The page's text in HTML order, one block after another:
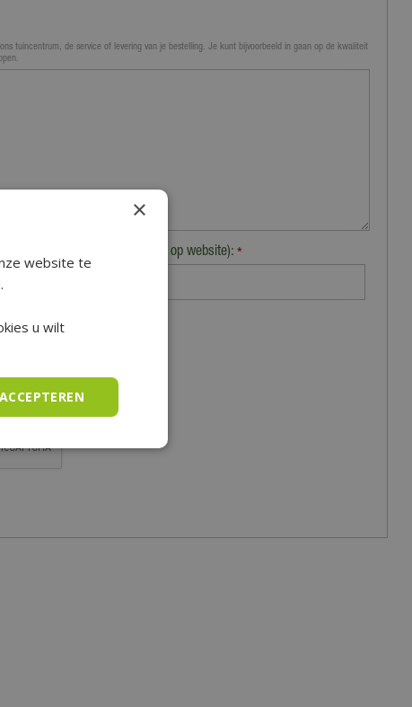
tuincentrum, de service of levering van je bestelling. Je kunt bijvoorbeeld in gaan op de kwaliteit
Plaats (zichtbaar op website):*
×
website te
u wilt